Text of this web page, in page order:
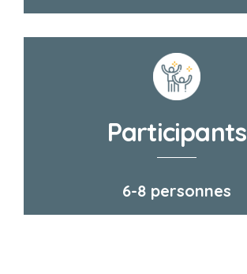
Participants
6-8 personnes